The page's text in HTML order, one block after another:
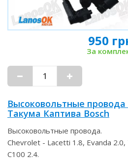
950
За
Высоковольтные
Такума Каптива Bosch
Высоковольтные провода.
Chevrolet - Lacetti 1.8, Evanda 2.0,
C100 2.4.